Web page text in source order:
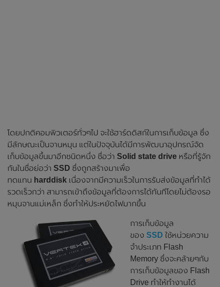
โดยปกติคอมพิวเตอร์ทั่วๆไป จะใช้ฮาร์ดดิสก์ในการเก็บข้อมูล ซึ่ง
มีลักษณะเป็นจานหมุน แต่ในปัจจุบันได้มีการพัฒนาอุปกรณ์จัด
เก็บข้อมูลขึ้นมาอีกชนิดหนึ่ง ชื่อว่า Solid state drive หรือที่รู้จัก
กันในชื่อย่อว่า SSD ซึ่งถูกสร้างมาเพื่อ
ทดแทน harddisk เนื่องจากมีความเร็วในการรับส่งข้อมูลที่ทำได้
รวดเร็วกว่า สามารถเข้าถึงข้อมูลที่ต้องการได้ทันทีโดยไม่ต้องรอ
หมุนจานแม่เหล็ก ซึ่งทำให้ประหยัดไฟมากขึ้น
การเก็บข้อมูล
ของ SSD ใช้หน่วยความ
จำประเภท Flash
Memory ซึ่งจะคล้ายๆกับ
การเก็บข้อมูลของ Flash
Drive ทำให้ทำงานได้